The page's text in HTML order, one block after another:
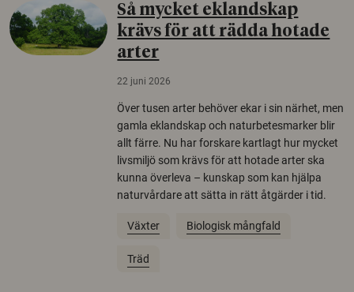
Så mycket eklandskap
krävs för att rädda hotade
arter
22 juni 2026
Över tusen arter behöver ekar i sin närhet, men
gamla eklandskap och naturbetesmarker blir
allt färre. Nu har forskare kartlagt hur mycket
livsmiljö som krävs för att hotade arter ska
kunna överleva – kunskap som kan hjälpa
naturvårdare att sätta in rätt åtgärder i tid.
Växter Biologisk mångfald
Träd